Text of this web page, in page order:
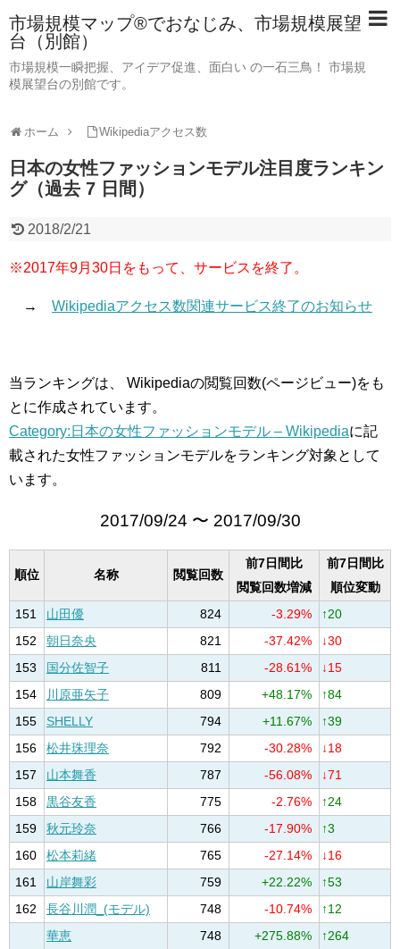
市場規模マップ®でおなじみ、市場規模展望
台（別館）
市場規模一瞬把握、アイデア促進、面白い の一石三鳥！ 市場規
模展望台の別館です。
ホーム Wikipediaアクセス数
日本の女性ファッションモデル注目度ランキン
グ（過去 7 日間）
2018/2/21
※2017年9月30日をもって、サービスを終了。
→ Wikipediaアクセス数関連サービス終了のお知らせ
当ランキングは、 Wikipediaの閲覧回数(ページビュー)をも
とに作成されています。
Category:日本の女性ファッションモデル – Wikipediaに記
載された女性ファッションモデルをランキング対象として
います。
2017/09/24 〜 2017/09/30
順位 名称 閲覧回数
前7日間比
閲覧回数増減
前7日間比
順位変動
151
山田優 824 -3.29%
↑20
152
朝日奈央 821 -37.42%
↓30
153
国分佐智子 811 -28.61%
↓15
154
川原亜矢子 809 +48.17%
↑84
155
SHELLY 794 +11.67%
↑39
156
松井珠理奈 792 -30.28%
↓18
157
山本舞香 787 -56.08%
↓71
158
黒谷友香 775 -2.76%
↑24
159
秋元玲奈 766 -17.90%
↑3
160
松本莉緒 765 -27.14%
↓16
161
山岸舞彩 759 +22.22%
↑53
162
長谷川潤_(モデル) 748 -10.74%
↑12
華恵
748 +275.88%
↑264